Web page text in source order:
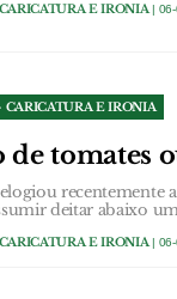
E IRONIA |
E IRONIA
de tomates
recentemente
deitar abaixo
E IRONIA |